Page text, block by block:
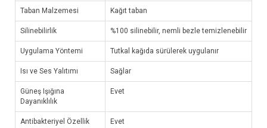
Taban Malzemesi Kağıt taban
Silinebilirlik %100 silinebilir, nemli bezle temizlenebilir
Uygulama Yöntemi Tutkal kağıda sürülerek uygulanır
Isı ve Ses Yalıtımı Sağlar
Güneş Işığına
Dayanıklılık
Evet
Antibakteriyel Özellik Evet